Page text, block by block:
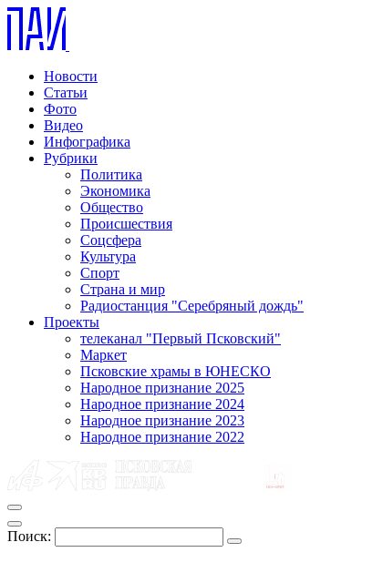
Новости
Статьи
Фото
Видео
Инфографика
Рубрики
Политика
Экономика
Общество
Происшествия
Соцсфера
Культура
Спорт
Страна и мир
Радиостанция "Серебряный дождь"
Проекты
телеканал "Первый Псковский"
Маркет
Псковские храмы в ЮНЕСКО
Народное признание 2025
Народное признание 2024
Народное признание 2023
Народное признание 2022
Поиск: